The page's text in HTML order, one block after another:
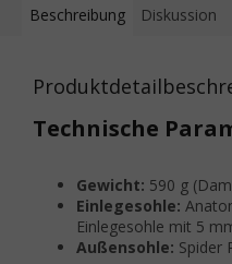
Beschreibung Diskussion
Technische
Gewicht: 590 g
Einlegesohle:
Einlegesohle mit 5
Außensohle: Spider